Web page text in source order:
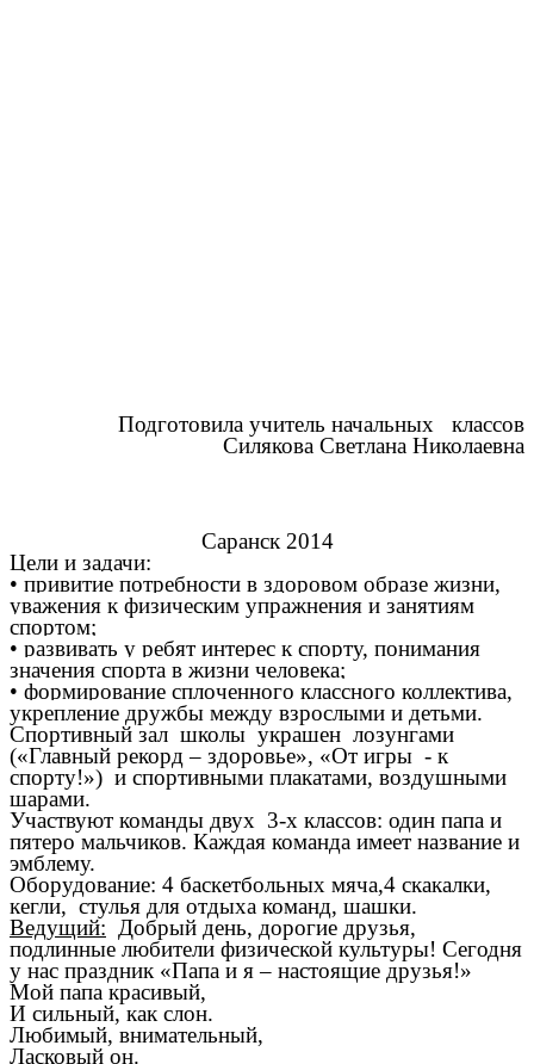
Подготовила учитель начальных классов
Силякова Светлана Николаевна
Саранск 2014
Цели и задачи:
• привитие потребности в здоровом образе жизни,
уважения к физическим упражнения и занятиям
спортом;
• развивать у ребят интерес к спорту, понимания
значения спорта в жизни человека;
• формирование сплоченного классного коллектива,
укрепление дружбы между взрослыми и детьми.
Спортивный зал школы украшен лозунгами
(«Главный рекорд – здоровье», «От игры - к
спорту!») и спортивными плакатами, воздушными
шарами.
Участвуют команды двух 3-х классов: один папа и
пятеро мальчиков. Каждая команда имеет название и
эмблему.
Оборудование: 4 баскетбольных мяча,4 скакалки,
кегли, стулья для отдыха команд, шашки.
Ведущий: Добрый день, дорогие друзья,
подлинные любители физической культуры! Сегодня
у нас праздник «Папа и я – настоящие друзья!»
Мой папа красивый,
И сильный, как слон.
Любимый, внимательный,
Ласковый он.